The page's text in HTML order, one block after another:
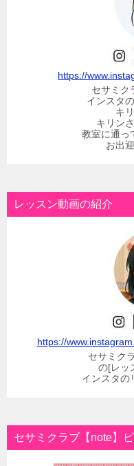
https://
セサミク
インスタ
キ
キリン
教室に通っ
お出
レッスン動画の紹介
https://
セサミク
の[レッ
インスタの
セサミクラブ【note】